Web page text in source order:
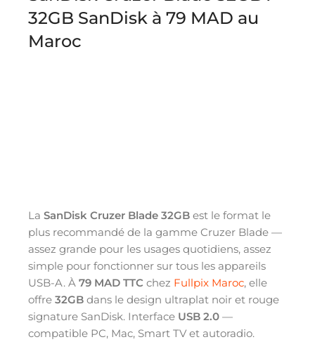
32GB SanDisk à 79 MAD au
Maroc
La SanDisk Cruzer Blade 32GB est le format le
plus recommandé de la gamme Cruzer Blade —
assez grande pour les usages quotidiens, assez
simple pour fonctionner sur tous les appareils
USB-A. À 79 MAD TTC chez Fullpix Maroc, elle
offre 32GB dans le design ultraplat noir et rouge
signature SanDisk. Interface USB 2.0 —
compatible PC, Mac, Smart TV et autoradio.